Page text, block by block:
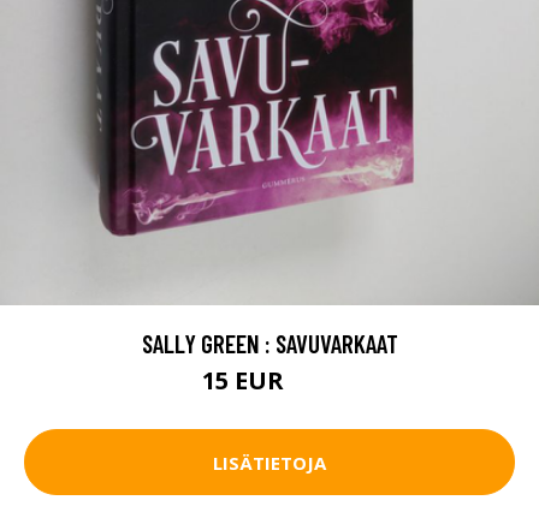
SALLY GREEN : SAVUVARKAAT
15 EUR
LISÄTIETOJA